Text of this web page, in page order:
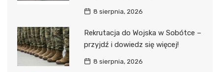
8 sierpnia, 2026
Rekrutacja do Wojska w Sobótce –
przyjdź i dowiedz się więcej!
8 sierpnia, 2026